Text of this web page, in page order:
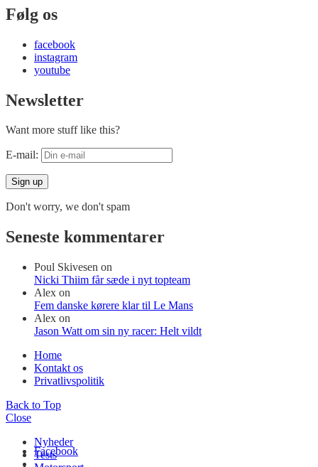
Følg os
facebook
instagram
youtube
Newsletter
Want more stuff like this?
E-mail:
Don't worry, we don't spam
Seneste kommentarer
Poul Skivesen on
Nicki Thiim får sæde i nyt topteam
Alex on
Fem danske kørere klar til Le Mans
Alex on
Jason Watt om sin ny racer: Helt vildt
Home
Kontakt os
Privatlivspolitik
Back to Top
Close
Nyheder
Tests
Facebook